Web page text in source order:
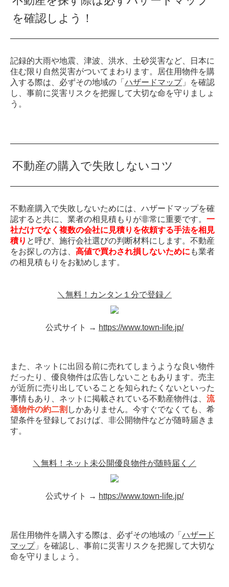
を確認しよう！
記録的大雨や地震、津波、洪水、土砂災害など、日本に
住む限り自然災害がついてまわります。居住用物件を購
入する際は、必ずその地域の「 ハザードマップ」を確認
し、事前に災害リスクを把握して大切な命を守りましょ
う。
不動産の購入で失敗しないコツ
不動産購入で失敗しないためには、ハザードマップを確
認すると共に、業者の相見積もりが非常に重要です。 一
社だけでなく複数の会社に見積りを依頼する手法を相見
積り と呼び、施行会社選びの判断材料にします。不動産
をお探しの方は、 高値で買わされ損しないために も業者
の相見積もりをお勧めします。
＼無料！カンタン１分で登録／
公式サイト → https://www.town-life.jp/
また、ネットに出回る前に売れてしまうような良い物件
だったり、優良物件は広告しないこともあります。売主
が近所に売り出していることを知られたくないといった
事情もあり、ネットに掲載されている不動産物件は、 流
通物件の約二割 しかありません。今すぐでなくても、希
望条件を登録しておけば、非公開物件などが随時届きま
す。
＼無料！ネット未公開優良物件が随時届く／
公式サイト → https://www.town-life.jp/
居住用物件を購入する際は、必ずその地域の「 ハザード
マップ」を確認し、事前に災害リスクを把握して大切な
命を守りましょう。